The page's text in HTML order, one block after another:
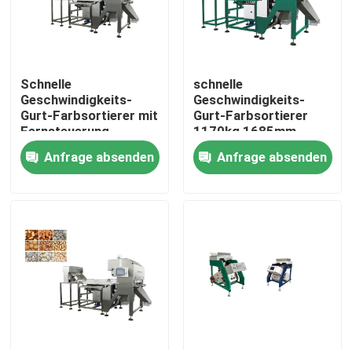
Haus
Über uns
Fabrik-Ausflug
Schnelle
Geschwindigkeits-
Gurt-Farbsortierer mit
Fernsteuerung
Anfrage absenden
schnelle
Geschwindigkeits-
Gurt-Farbsortierer
1170kg 1685mm
Anfrage absenden